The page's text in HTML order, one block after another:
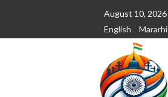
August 10, 2026
English
Mararhi